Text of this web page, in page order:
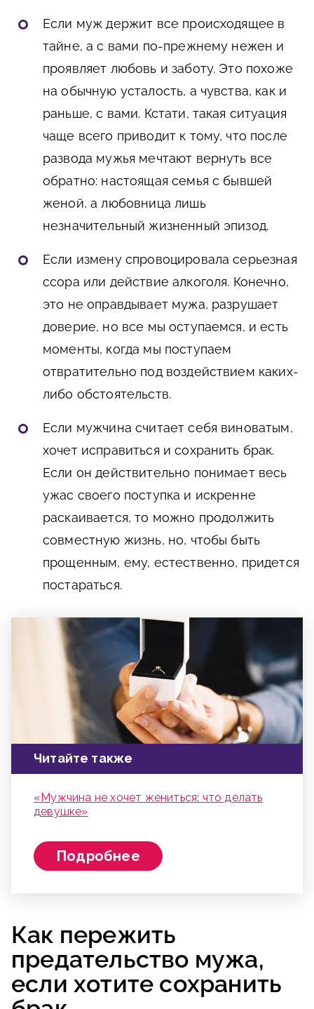
Если муж держит все происходящее в
тайне, а с вами по-прежнему нежен и
проявляет любовь и заботу. Это похоже
на обычную усталость, а чувства, как и
раньше, с вами. Кстати, такая ситуация
чаще всего приводит к тому, что после
развода мужья мечтают вернуть все
обратно: настоящая семья с бывшей
женой, а любовница лишь
незначительный жизненный эпизод.
Если измену спровоцировала серьезная
ссора или действие алкоголя. Конечно,
это не оправдывает мужа, разрушает
доверие, но все мы оступаемся, и есть
моменты, когда мы поступаем
отвратительно под воздействием каких-
либо обстоятельств.
Если мужчина считает себя виноватым,
хочет исправиться и сохранить брак.
Если он действительно понимает весь
ужас своего поступка и искренне
раскаивается, то можно продолжить
совместную жизнь, но, чтобы быть
прощенным, ему, естественно, придется
постараться.
Читайте также
«Мужчина не хочет жениться: что делать
девушке»
Подробнее
Как пережить
предательство мужа,
если хотите сохранить